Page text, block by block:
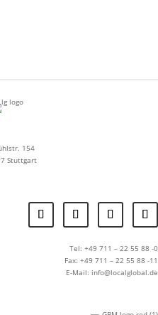
154
Stuttgart
Tel: +49 711 – 22 55 88 -0
Fax: +49 711 – 22 55 88 -11
E-Mail: info@localglobal.de